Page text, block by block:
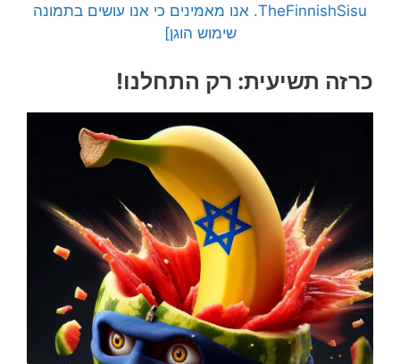
TheFinnishSisu. אנו מאמינים כי אנו עושים בתמונה
שימוש הוגן]
כרזה תשיעית: רק התחלנו!